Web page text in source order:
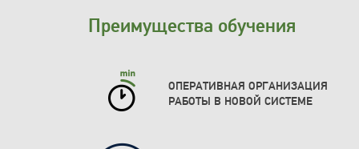
Преимущества обучения
ОПЕРАТИВНАЯ ОРГАНИЗАЦИЯ
РАБОТЫ В НОВОЙ СИСТЕМЕ